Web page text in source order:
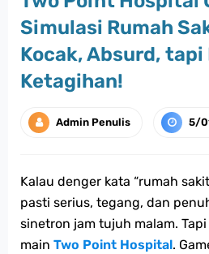
Simulasi Rumah
Kocak, Absurd,
Ketagihan!
Admin Penulis 5/
Kalau denger kata “rumah
pasti serius, tegang, dan
sinetron jam tujuh malam.
main Two Point Hospital.